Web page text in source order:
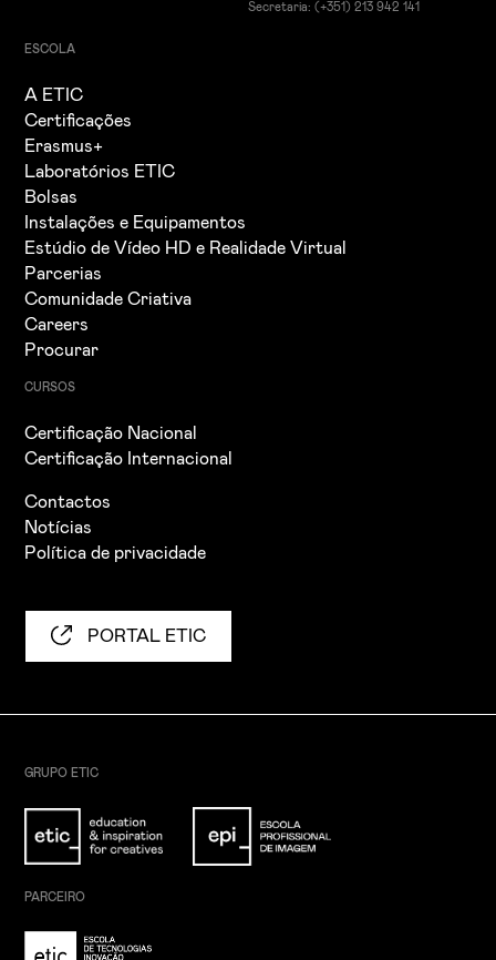
Secretaria: (+351) 213 942 141
ESCOLA
A ETIC
Certificações
Erasmus+
Laboratórios ETIC
Bolsas
Instalações e Equipamentos
Estúdio de Vídeo HD e Realidade Virtual
Parcerias
Comunidade Criativa
Careers
Procurar
CURSOS
Certificação Nacional
Certificação Internacional
Contactos
Notícias
Política de privacidade
PORTAL ETIC
GRUPO ETIC
PARCEIRO